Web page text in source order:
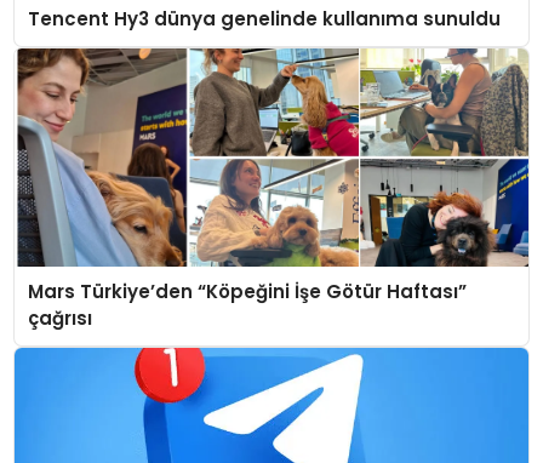
Tencent Hy3 dünya genelinde kullanıma sunuldu
Mars Türkiye’den “Köpeğini İşe Götür Haftası”
çağrısı